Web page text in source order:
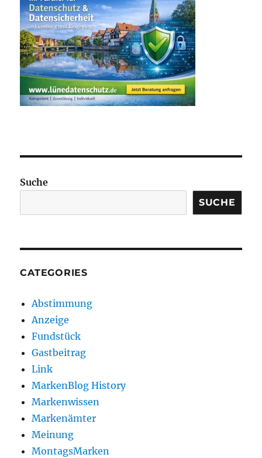
Suche
SUCHE
CATEGORIES
Abstimmung
Anzeige
Fundstück
Gastbeitrag
Link
MarkenBlog History
Markenwissen
Markenämter
Meinung
MontagsMarken